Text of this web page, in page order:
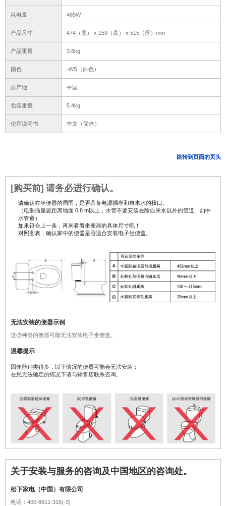
耗电量 465W
产品尺寸 474（宽） x 159（高） x 515（厚）mm
产品重量 3.8kg
颜色 -WS（白色）
原产地 中国
包装重量 5.4kg
使用说明书 中文（简体）
跳转到页面的页头
[购买前] 请务必进行确认。
请确认在坐便器的周围，是否具备电源插座和自来水的接口。
（电源插座要距离地面 0.8 m以上，水管不要安装在除自来水以外的管道，如中
水管道）
如果符合上一条，再来看看坐便器的具体尺寸吧！
对照图表，确认家中的便器是否适合安装电子坐便盖。
无法安装的便器示例
这些种类的便器可能无法安装电子坐便盖。
温馨提示
因便器种类很多，以下情况的便器可能会无法安装：
在您无法确定的情况下请与销售店联系咨询。
关于安装与服务的咨询及中国地区的咨询处。
松下家电（中国）有限公司
电话：400-8811-315(-3)